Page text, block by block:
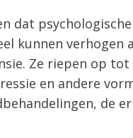
dat psychologische
kunnen verhogen
Ze riepen op tot
en andere
de